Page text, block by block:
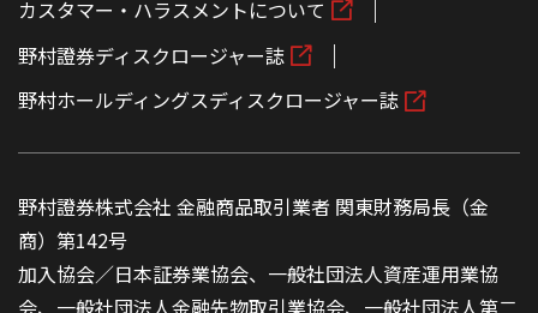
カスタマー・ハラスメントについて
野村證券ディスクロージャー誌
野村ホールディングスディスクロージャー誌
野村證券株式会社 金融商品取引業者 関東財務局長（金
商）第142号
加入協会／日本証券業協会、一般社団法人資産運用業協
会、一般社団法人金融先物取引業協会、一般社団法人第二